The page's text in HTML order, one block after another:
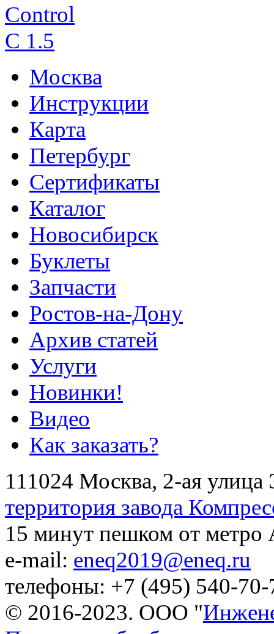
Control
C 1.5
Москва
Инструкции
Карта
Петербург
Сертификаты
Каталог
Новосибирск
Буклеты
Запчасти
Ростов-на-Дону
Архив статей
Услуги
Новинки!
Видео
Как заказать?
111024 Москва, 2-ая улица
территория завода
15 минут пешком от метро
e-mail: eneq2019@eneq.ru
телефоны: +7 (495) 540-
© 2016-2023. ООО "